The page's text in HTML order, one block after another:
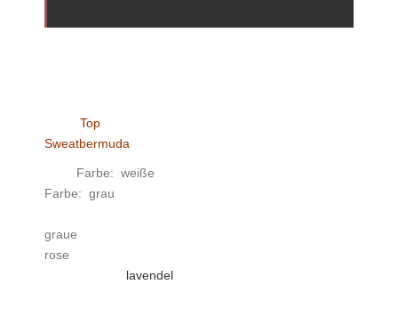
Top
Sweatbermuda
Farbe: weiße
Farbe: grau
graue
rose
lavendel